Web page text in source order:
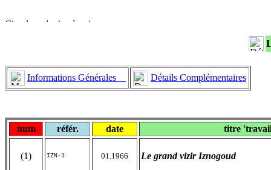
Informations Générales Détails Complémentaires
num référ. date titre
(1) IZN-1 01.1966 Le grand vizir Iznogoud